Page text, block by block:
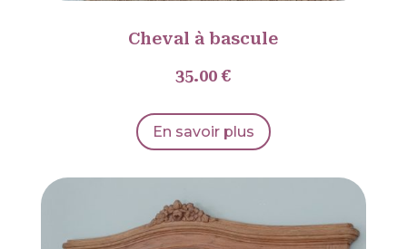
Cheval à bascule
35.00 €
En savoir plus